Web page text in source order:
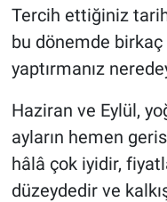
Tercih ettiğiniz
bu dönemde
yaptırmanız
Haziran ve Eylül,
ayların hemen
hâlâ çok iyidir,
düzeydedir ve